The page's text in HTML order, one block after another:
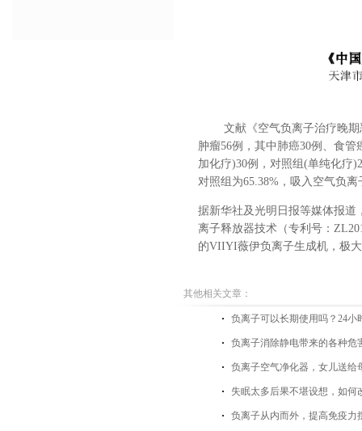
文献 《空气负离子治疗晚
肿瘤56例，其中肺癌30例、食管
加化疗)30例，对照组 (单纯化疗
对照组为65.38% ，吸入空气负离
据新华社及光明日报等媒体报道
离子释放器技术（专利号：
的VIIYI薇伊负离子生成机，极
其他相关文章：
负离子可以长期使用吗？24小
负离子消除静电带来的各种危
负离子空气净化器，女儿送给
失眠太多后果不堪设想，如何
负离子从内而外，提高免疫力